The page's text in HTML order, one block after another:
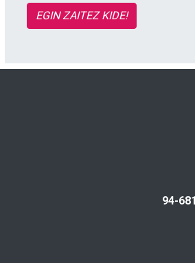
EGIN ZAITEZ KIDE!
94-